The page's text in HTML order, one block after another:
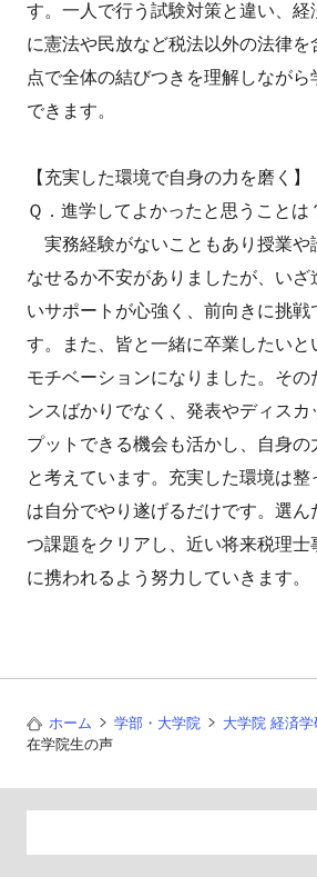
す。一人で行う試験対策と違い、経
に憲法や民放など税法以外の法律を
点で全体の結びつきを理解しなが
できます。
【充実した環境で自身の力を磨く】
Ｑ．進学してよかったと思うことは
実務経験がないこともあり授業や
なせるか不安がありましたが、い
いサポートが心強く、前向きに挑戦
す。また、皆と一緒に卒業したいと
モチベーションになりました。その
ンスばかりでなく、発表やディスカ
プットできる機会も活かし、自身
と考えています。充実した環境は整
は自分でやり遂げるだけです。選
つ課題をクリアし、近い将来税理士
に携われるよう努力していきます。
ホーム 学部・大学院
大学院 経済
在学院生の声